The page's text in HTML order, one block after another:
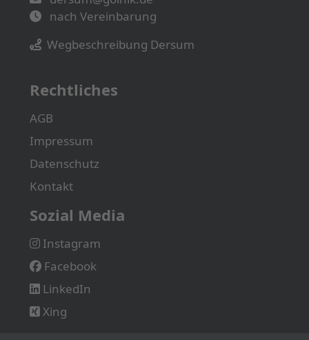
nach Vereinbarung
Wegbeschreibung Dersum
Rechtliches
AGB
Impressum
Datenschutz
Kontakt
Sozial Media
Instagram
Facebook
LinkedIn
Xing